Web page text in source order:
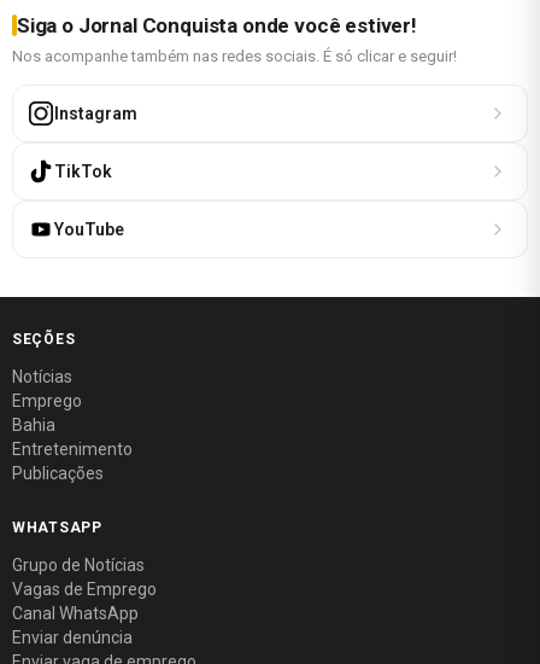
Siga o Jornal Conquista onde você estiver!
Nos acompanhe também nas redes sociais. É só clicar e seguir!
Instagram
TikTok
YouTube
SEÇÕES
Notícias
Emprego
Bahia
Entretenimento
Publicações
WHATSAPP
Grupo de Notícias
Vagas de Emprego
Canal WhatsApp
Enviar denúncia